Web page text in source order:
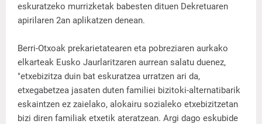
eskuratzeko murrizketak babesten dituen Dekretuaren
apirilaren 2an aplikatzen denean.
Berri-Otxoak prekarietatearen eta pobreziaren aurkako
elkarteak Eusko Jaurlaritzaren aurrean salatu duenez,
"etxebizitza duin bat eskuratzea urratzen ari da,
etxegabetzea jasaten duten familiei bizitoki-alternatibarik
eskaintzen ez zaielako, alokairu sozialeko etxebizitzetan
bizi diren familiak etxetik ateratzean. Argi dago eskubide